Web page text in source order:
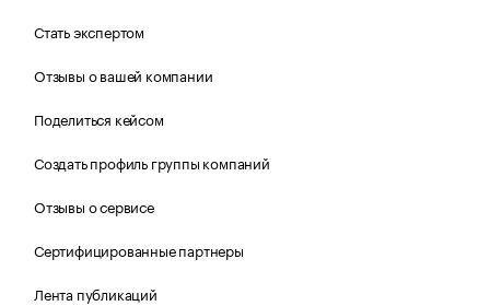
Стать экспертом
Отзывы о вашей компании
Поделиться кейсом
Создать профиль группы компаний
Отзывы о сервисе
Сертифицированные партнеры
Лента публикаций